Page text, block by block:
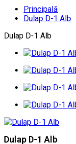
Principală
Dulap D-1 Alb
Dulap D-1 Alb
Dulap D-1 Alb